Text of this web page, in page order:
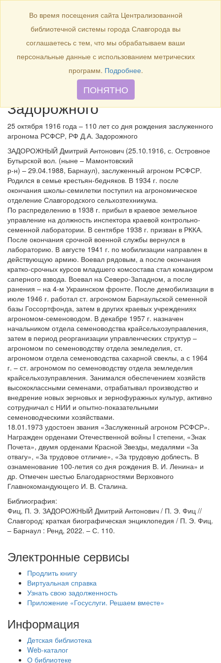
Toggle
navigation
БИБЛИОТЕКА
25 октября 1916 года – 110
лет со дня рождения
заслуженного агронома
РСФСР, РФ Д.А.
Задорожного
25 октября 1916 года – 110 лет со дня рождения заслуженного
агронома РСФСР, РФ Д.А. Задорожного
ЗАДОРОЖНЫЙ Дмитрий Антонович (25.10.1916, с. Островное
Бутырской вол. (ныне – Мамонтовский
р-н) – 29.04.1988, Барнаул), заслуженный агроном РСФСР.
Родился в семье крестьян-бедняков. В 1934 г. после
окончания школы-семилетки поступил на агрономическое
отделение Славгородского сельхозтехникума.
По распределению в 1938 г. прибыл в краевое земельное
управление на должность инспектора краевой контрольно-
семенной лаборатории. В сентябре 1938 г. призван в РККА.
После окончания срочной военной службы вернулся в
лабораторию. В августе 1941 г. по мобилизации направлен в
действующую армию. Воевал рядовым, а после окончания
кратко-срочных курсов младшего комсостава стал командиром
саперного взвода. Воевал на Северо-Западном, а после
ранения – на 4-м Украинском фронте. После демобилизации в
июле 1946 г. работал ст. агрономом Барнаульской семенной
базы Госсортфонда, затем в других краевых учреждениях
агрономом-семеноводом. В декабре 1957 г. назначен
начальником отдела семеноводства крайсельхозуправления,
затем в период реорганизации управленческих структур –
агрономом по семеноводству отдела земледелия, ст.
агрономом отдела семеноводства сахарной свеклы, а с 1964
г. – ст. агрономом по семеноводству отдела земледелия
крайсельхозуправления. Занимался обеспечением хозяйств
высококлассными семенами, отрабатывал производство и
внедрение новых зерновых и зернофуражных культур, активно
сотрудничал с НИИ и опытно-показательными
семеноводческими хозяйствами.
18.01.1973 удостоен звания «Заслуженный агроном РСФСР».
Награжден орденами Отечественной войны I степени, «Знак
Почета», двумя орденами Красной Звезды, медалями «За
отвагу», «За трудовое отличие», «За трудовую доблесть. В
ознаменование 100-летия со дня рождения В. И. Ленина» и
др. Отмечен шестью Благодарностями Верховного
Главнокомандующего И. В. Сталина.
Библиография:
Фиц, П. Э. ЗАДОРОЖНЫЙ Дмитрий Антонович / П. Э. Фиц //
Славгород: краткая биографическая энциклопедия / П. Э. Фиц.
– Барнаул : Ренд, 2022. – С. 110.
Электронные сервисы
Продлить книгу
Виртуальная справка
Узнать свою задолженность
Приложение «Госуслуги. Решаем вместе»
Информация
Детская библиотека
Web-каталог
О библиотеке
Во время посещения сайта Централизованной
библиотечной системы города Славгорода вы
соглашаетесь с тем, что мы обрабатываем ваши
персональные данные с использованием метрических
программ. Подробнее.
ПОНЯТНО